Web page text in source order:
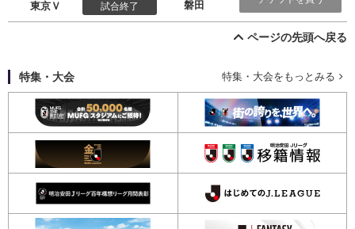
東京Ｖ
試合終了
磐田
ページの先頭へ戻る
特集・大会 特集・大会をもっとみる